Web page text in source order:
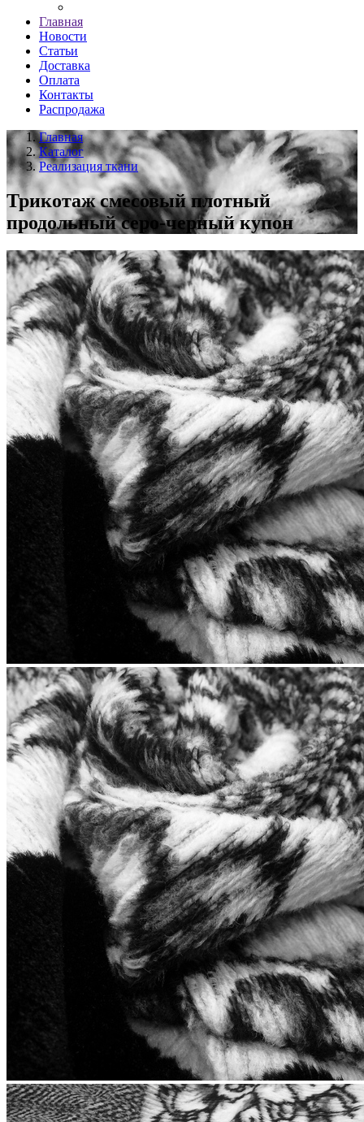
Главная
Новости
Статьи
Доставка
Оплата
Контакты
Распродажа
Главная
Каталог
Реализация ткани
Трикотаж смесовый плотный
продольный серо-черный купон